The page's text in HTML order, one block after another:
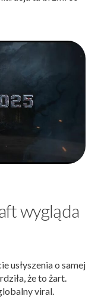
wygląda
usłyszenia o samej
że to żart.
viral.